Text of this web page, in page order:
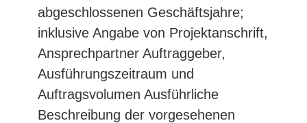
abgeschlossenen Geschäftsjahre;
inklusive Angabe von Projektanschrift,
Ansprechpartner Auftraggeber,
Ausführungszeitraum und
Auftragsvolumen Ausführliche
Beschreibung der vorgesehenen